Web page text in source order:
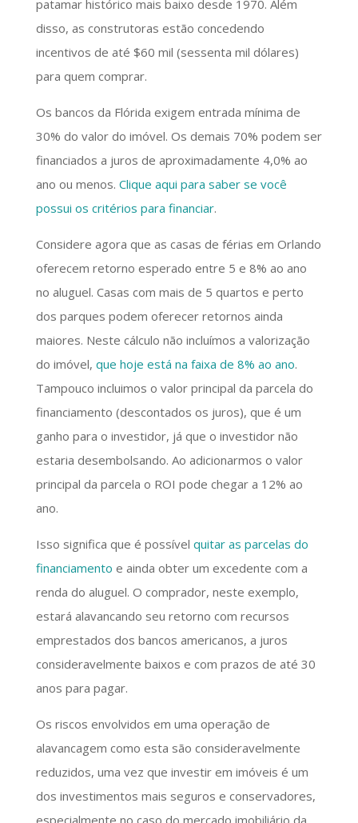
patamar histórico mais baixo desde 1970. Além
disso, as construtoras estão concedendo
incentivos de até $60 mil (sessenta mil dólares)
para quem comprar.
Os bancos da Flórida exigem entrada mínima de
30% do valor do imóvel. Os demais 70% podem ser
financiados a juros de aproximadamente 4,0% ao
ano ou menos. Clique aqui para saber se você
possui os critérios para financiar.
Considere agora que as casas de férias em Orlando
oferecem retorno esperado entre 5 e 8% ao ano
no aluguel. Casas com mais de 5 quartos e perto
dos parques podem oferecer retornos ainda
maiores. Neste cálculo não incluímos a valorização
do imóvel, que hoje está na faixa de 8% ao ano.
Tampouco incluimos o valor principal da parcela do
financiamento (descontados os juros), que é um
ganho para o investidor, já que o investidor não
estaria desembolsando. Ao adicionarmos o valor
principal da parcela o ROI pode chegar a 12% ao
ano.
Isso significa que é possível quitar as parcelas do
financiamento e ainda obter um excedente com a
renda do aluguel. O comprador, neste exemplo,
estará alavancando seu retorno com recursos
emprestados dos bancos americanos, a juros
consideravelmente baixos e com prazos de até 30
anos para pagar.
Os riscos envolvidos em uma operação de
alavancagem como esta são consideravelmente
reduzidos, uma vez que investir em imóveis é um
dos investimentos mais seguros e conservadores,
especialmente no caso do mercado imobiliário da